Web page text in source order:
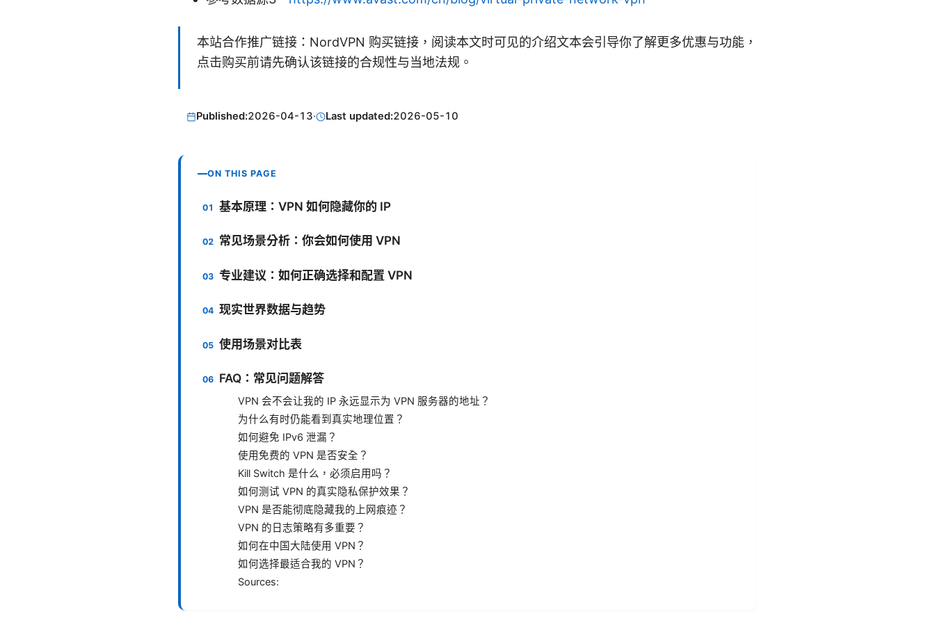
本站合作推广链接：NordVPN 购买链接，阅读本文时可见的介绍文本会引导你了解更多优惠与功能，
点击购买前请先确认该链接的合规性与当地法规。
Published:2026-04-13· Last updated:2026-05-10
ON THIS PAGE
基本原理：VPN 如何隐藏你的 IP
常见场景分析：你会如何使用 VPN
专业建议：如何正确选择和配置 VPN
现实世界数据与趋势
使用场景对比表
FAQ：常见问题解答
VPN 会不会让我的 IP 永远显示为 VPN 服务器的地址？
为什么有时仍能看到真实地理位置？
如何避免 IPv6 泄漏？
使用免费的 VPN 是否安全？
Kill Switch 是什么，必须启用吗？
如何测试 VPN 的真实隐私保护效果？
VPN 是否能彻底隐藏我的上网痕迹？
VPN 的日志策略有多重要？
如何在中国大陆使用 VPN？
如何选择最适合我的 VPN？
Sources: